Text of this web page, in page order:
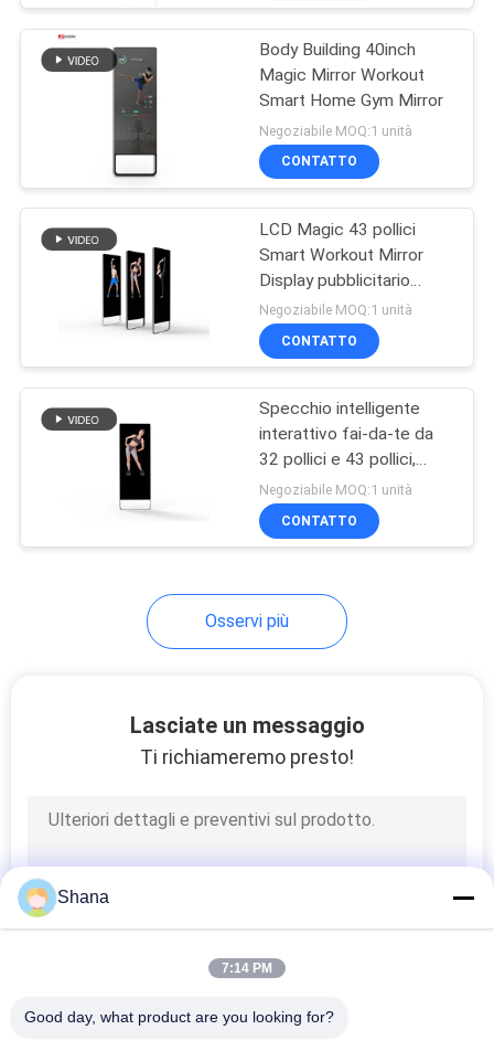
Lavagna per
Scrivere LCD
Esposizione LCD
allungata di Antivari
schermo LCD
contrassegno
digitale del piano
d'appoggio
Body Building 40inch
Magic Mirror Workout
Smart Home Gym Mirror
Negoziabile MOQ:1 unità
CONTATTO
LCD Magic 43 pollici
Smart Workout Mirror
Display pubblicitario
digitale
Negoziabile MOQ:1 unità
CONTATTO
Specchio intelligente
interattivo fai-da-te da
32 pollici e 43 pollici,
specchio fitness
intelligente
Negoziabile MOQ:1 unità
CONTATTO
Osservi più
Lasciate un messaggio
Ti richiameremo presto!
Shana
7:14 PM
Good day, what product are you looking for?